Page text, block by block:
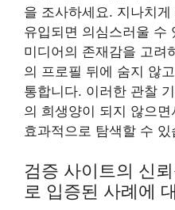
을 조사하세요. 지나치
유입되면 의심스러울 수
미디어의 존재감을 고려
의 프로필 뒤에 숨지 않
통합니다. 이러한 관찰
의 희생양이 되지 않으
효과적으로 탐색할 수 있
검증 사이트의 신
로 입증된 사례에